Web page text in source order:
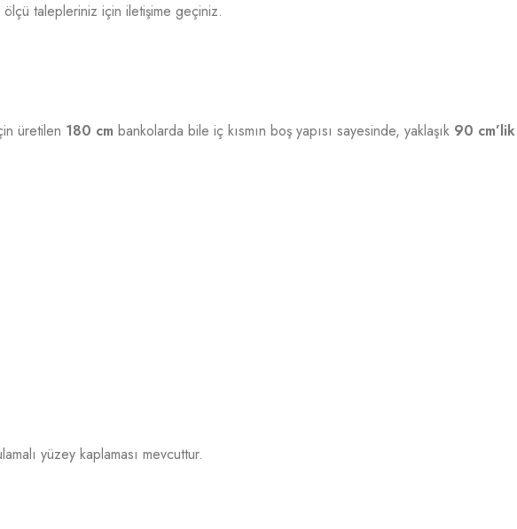
talepleriniz için iletişime geçiniz.
üretilen 180 cm bankolarda bile iç kısmın boş yapısı sayesinde, yaklaşık 90 cm’lik
yüzey kaplaması mevcuttur.